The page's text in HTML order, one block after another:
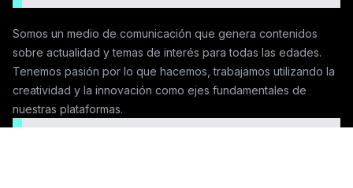
Somos un medio de comunicación que genera contenidos
sobre actualidad y temas de interés para todas las edades.
Tenemos pasión por lo que hacemos, trabajamos utilizando la
creatividad y la innovación como ejes fundamentales de
nuestras plataformas.